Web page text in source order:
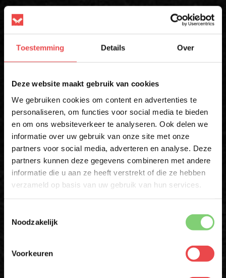
Toestemming Details Over
Deze website maakt gebruik van cookies
We gebruiken cookies om content en advertenties te
personaliseren, om functies voor social media te bieden
en om ons websiteverkeer te analyseren. Ook delen we
informatie over uw gebruik van onze site met onze
partners voor social media, adverteren en analyse. Deze
partners kunnen deze gegevens combineren met andere
informatie die u aan ze heeft verstrekt of die ze hebben
verzameld op basis van uw gebruik van hun services.
Noodzakelijk
Voorkeuren
10% korting op je
eerste bestelling*
Schrijf je in voor onze nieuwsbrief en ontvang direct
10% korting op jouw eerste bestelling.
ACHTERNAAM
* Alleen voor eerste inschrijvers. Korting niet geldig op afgeprijsde
producten
ACHTERNAAM
Download de BBQuality App
Met de BBQuality App voor Android en iOS ontvang je ook